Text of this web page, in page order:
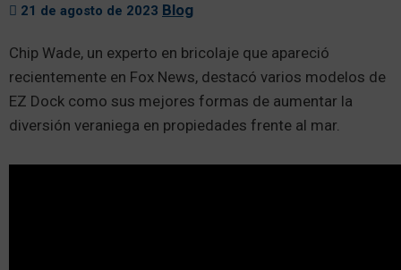
21 de agosto de 2023 Blog
Chip Wade, un experto en bricolaje que apareció
recientemente en Fox News, destacó varios modelos de
EZ Dock como sus mejores formas de aumentar la
diversión veraniega en propiedades frente al mar.